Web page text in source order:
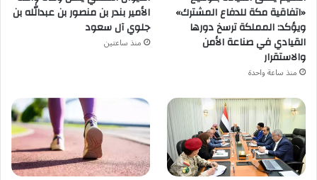
«اتفاقية مكة للدفاع المشترك»
ويؤكد: المملكة ترسخ دورها
القيادي في صناعة الأمن
والاستقرار
منذ ساعة واحدة
الأمير بندر بن منصور بن عبدالله بن
جلوي آل سعود
منذ ساعتين